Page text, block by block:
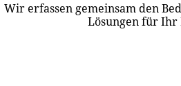
Wir erfassen gemeinsam den
Lösungen für Ihr